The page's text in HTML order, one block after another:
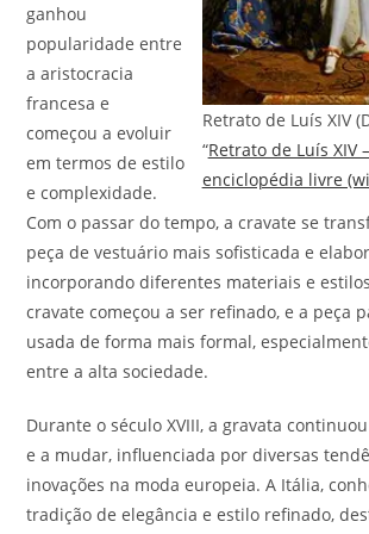
Retrato de Luís XIV
“Retrato de Luís XIV
enciclopédia livre
ganhou
popularidade entre
a aristocracia
francesa e
começou a evoluir
em termos de estilo
e complexidade.
Com o passar do tempo, a cravate se
peça de vestuário mais sofisticada e
incorporando diferentes materiais e
cravate começou a ser refinado, e a peça
usada de forma mais formal,
entre a alta sociedade.
Durante o século XVIII, a gravata
e a mudar, influenciada por diversas
inovações na moda europeia. A Itália,
tradição de elegância e estilo refinado,